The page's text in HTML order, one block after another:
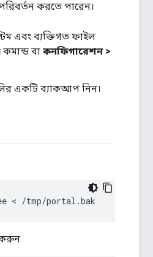
করতে পারেন।
এবং ব্যক্তিগত ফাইল
কমান্ড বা কনফিগারেশন >
একটি ব্যাকআপ নিন।
< /tmp/portal.bak
করুন: